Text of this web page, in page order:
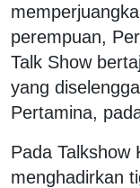
perempuan,
Talk Show
yang
Pertamina,
Pada Talkshow
menghadirkan